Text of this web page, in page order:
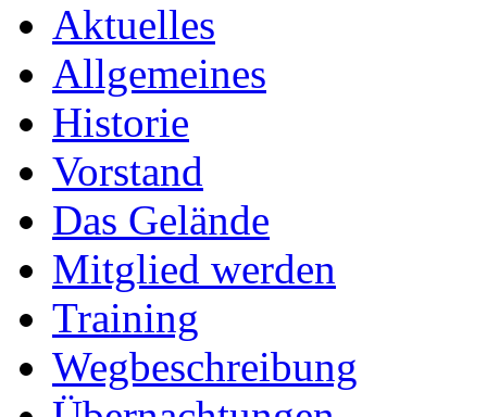
Aktuelles
Allgemeines
Historie
Vorstand
Das Gelände
Mitglied werden
Training
Wegbeschreibung